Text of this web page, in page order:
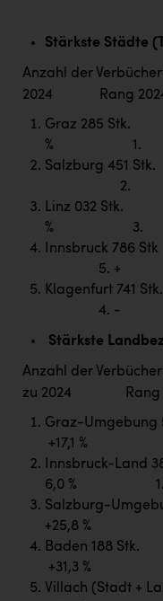
Vier Diamanten
Vorlagenportal
Wirtschaftskammer OÖ
ZULuft - Zukunft Luft
z.l.ö.
Österreichisches
Wirtschaftskammer
Dopgas
kunden basics
kontakt
Stärkste Städte
Anzahl der
2024 Rang
Graz
% 1.
Salzburg
2.
Linz
% 3.
5. +
4. -
Stärkste
Anzahl der
zu 2024 Rang
Graz-
+17,1 %
6,0 % 1.
Salzburg-
+25,8 %
+31,3 %
Villach